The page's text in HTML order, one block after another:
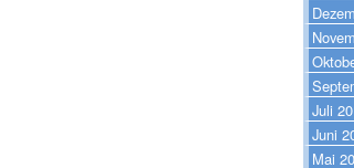
Juli
Juni
Mai